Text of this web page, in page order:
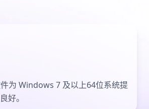
为 Windows 7 及以上64位系统提
好。